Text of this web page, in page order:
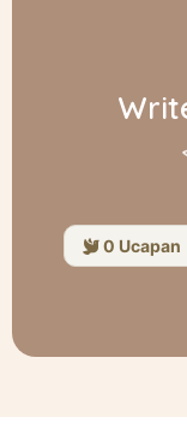
0 Ucapan